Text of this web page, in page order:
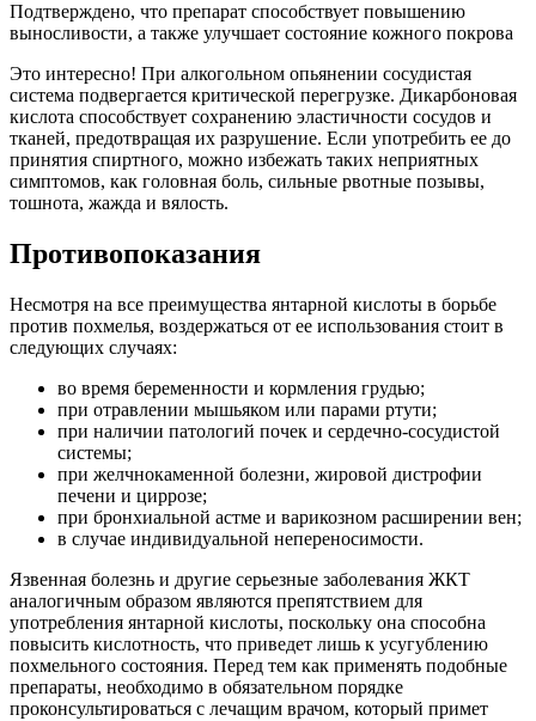
Подтверждено, что препарат способствует повышению
выносливости, а также улучшает состояние кожного покрова
Это интересно! При алкогольном опьянении сосудистая
система подвергается критической перегрузке. Дикарбоновая
кислота способствует сохранению эластичности сосудов и
тканей, предотвращая их разрушение. Если употребить ее до
принятия спиртного, можно избежать таких неприятных
симптомов, как головная боль, сильные рвотные позывы,
тошнота, жажда и вялость.
Противопоказания
Несмотря на все преимущества янтарной кислоты в борьбе
против похмелья, воздержаться от ее использования стоит в
следующих случаях:
во время беременности и кормления грудью;
при отравлении мышьяком или парами ртути;
при наличии патологий почек и сердечно-сосудистой
системы;
при желчнокаменной болезни, жировой дистрофии
печени и циррозе;
при бронхиальной астме и варикозном расширении вен;
в случае индивидуальной непереносимости.
Язвенная болезнь и другие серьезные заболевания ЖКТ
аналогичным образом являются препятствием для
употребления янтарной кислоты, поскольку она способна
повысить кислотность, что приведет лишь к усугублению
похмельного состояния. Перед тем как применять подобные
препараты, необходимо в обязательном порядке
проконсультироваться с лечащим врачом, который примет